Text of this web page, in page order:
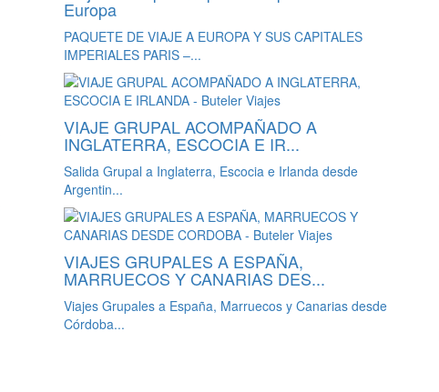
Europa
PAQUETE DE VIAJE A EUROPA Y SUS CAPITALES
IMPERIALES PARIS –...
VIAJE GRUPAL ACOMPAÑADO A
INGLATERRA, ESCOCIA E IR...
Salida Grupal a Inglaterra, Escocia e Irlanda desde
Argentin...
VIAJES GRUPALES A ESPAÑA,
MARRUECOS Y CANARIAS DES...
Viajes Grupales a España, Marruecos y Canarias desde
Córdoba...